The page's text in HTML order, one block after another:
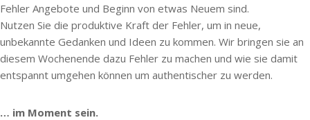
Fehler Angebote und Beginn von etwas Neuem sind.
Nutzen Sie die produktive Kraft der Fehler, um in neue,
unbekannte Gedanken und Ideen zu kommen. Wir bringen sie an
diesem Wochenende dazu Fehler zu machen und wie sie damit
entspannt umgehen können um authentischer zu werden.
… im Moment sein.